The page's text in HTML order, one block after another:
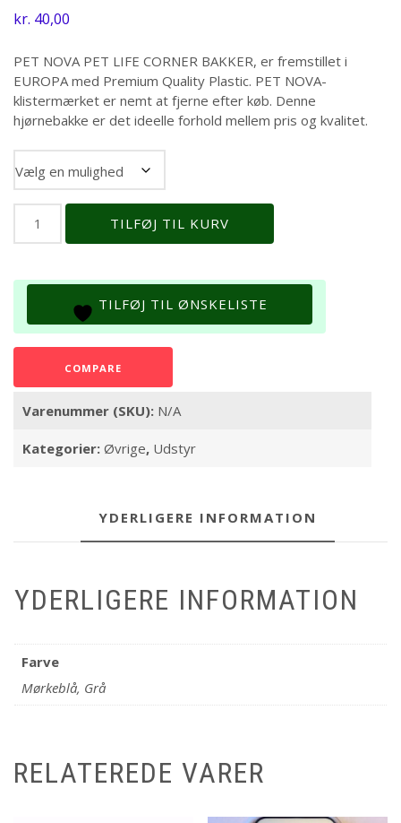
kr. 40,00
PET NOVA PET LIFE CORNER BAKKER, er fremstillet i
EUROPA med Premium Quality Plastic. PET NOVA-
klistermærket er nemt at fjerne efter køb. Denne
hjørnebakke er det ideelle forhold mellem pris og kvalitet.
MEDIUM
TILFØJ TIL KURV
TILFØJ TIL ØNSKELISTE
COMPARE
Varenummer (SKU): N/A
Kategorier: Øvrige, Udstyr
YDERLIGERE INFORMATION
YDERLIGERE INFORMATION
Farve
Mørkeblå, Grå
RELATEREDE VARER